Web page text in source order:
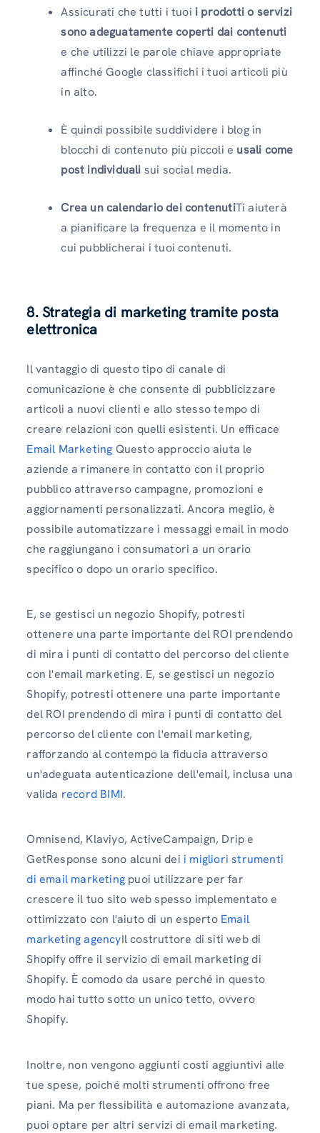
Assicurati che tutti i tuoi i prodotti o servizi
sono adeguatamente coperti dai contenuti
e che utilizzi le parole chiave appropriate
affinché Google classifichi i tuoi articoli più
in alto.
È quindi possibile suddividere i blog in
blocchi di contenuto più piccoli e usali come
post individuali sui social media.
Crea un calendario dei contenutiTi aiuterà
a pianificare la frequenza e il momento in
cui pubblicherai i tuoi contenuti.
8. Strategia di marketing tramite posta
elettronica
Il vantaggio di questo tipo di canale di
comunicazione è che consente di pubblicizzare
articoli a nuovi clienti e allo stesso tempo di
creare relazioni con quelli esistenti. Un efficace
Email Marketing Questo approccio aiuta le
aziende a rimanere in contatto con il proprio
pubblico attraverso campagne, promozioni e
aggiornamenti personalizzati. Ancora meglio, è
possibile automatizzare i messaggi email in modo
che raggiungano i consumatori a un orario
specifico o dopo un orario specifico.
E, se gestisci un negozio Shopify, potresti
ottenere una parte importante del ROI prendendo
di mira i punti di contatto del percorso del cliente
con l'email marketing. E, se gestisci un negozio
Shopify, potresti ottenere una parte importante
del ROI prendendo di mira i punti di contatto del
percorso del cliente con l'email marketing,
rafforzando al contempo la fiducia attraverso
un'adeguata autenticazione dell'email, inclusa una
valida record BIMI.
Omnisend, Klaviyo, ActiveCampaign, Drip e
GetResponse sono alcuni dei i migliori strumenti
di email marketing puoi utilizzare per far
crescere il tuo sito web spesso implementato e
ottimizzato con l'aiuto di un esperto Email
marketing agencyIl costruttore di siti web di
Shopify offre il servizio di email marketing di
Shopify. È comodo da usare perché in questo
modo hai tutto sotto un unico tetto, ovvero
Shopify.
Inoltre, non vengono aggiunti costi aggiuntivi alle
tue spese, poiché molti strumenti offrono free
piani. Ma per flessibilità e automazione avanzata,
puoi optare per altri servizi di email marketing.